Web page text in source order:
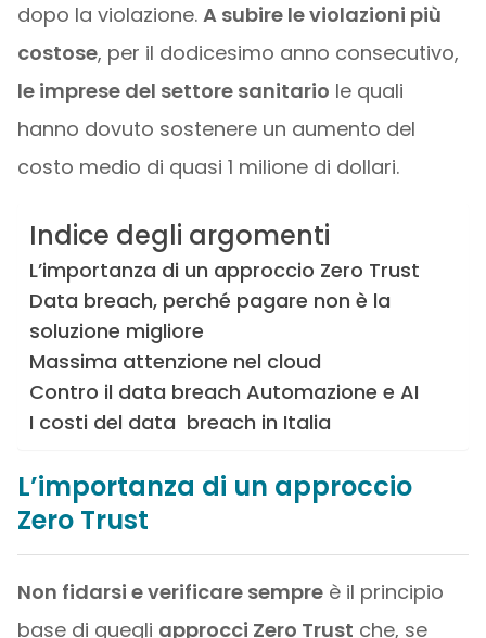
dopo la violazione. A subire le violazioni più
costose, per il dodicesimo anno consecutivo,
le imprese del settore sanitario le quali
hanno dovuto sostenere un aumento del
costo medio di quasi 1 milione di dollari.
Indice degli argomenti
L’importanza di un approccio Zero Trust
Data breach, perché pagare non è la
soluzione migliore
Massima attenzione nel cloud
Contro il data breach Automazione e AI
I costi del data breach in Italia
L’importanza di un approccio
Zero Trust
Non fidarsi e verificare sempreè il principio
base di quegli approcci Zero Trust che, se